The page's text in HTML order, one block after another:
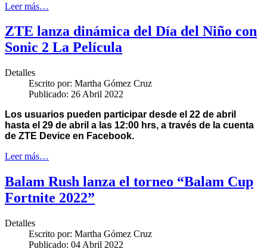
Leer más…
ZTE lanza dinámica del Día del Niño con
Sonic 2 La Película
Detalles
Escrito por: Martha Gómez Cruz
Publicado: 26 Abril 2022
Los usuarios pueden participar desde el 22 de abril
hasta el 29 de abril a las 12:00 hrs, a través de la cuenta
de ZTE Device en Facebook.
Leer más…
Balam Rush lanza el torneo “Balam Cup
Fortnite 2022”
Detalles
Escrito por: Martha Gómez Cruz
Publicado: 04 Abril 2022